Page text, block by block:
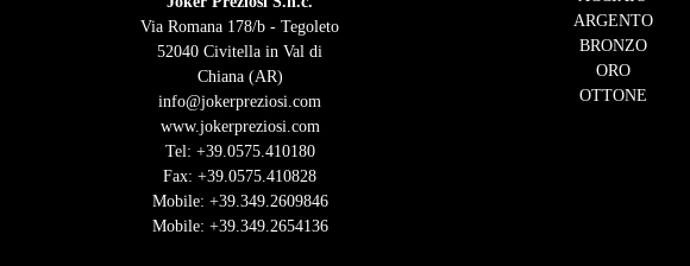
Via Romana 178/b - Tegoleto
52040 Civitella in Val di
Chiana (AR)
info@jokerpreziosi.com
www.jokerpreziosi.com
Tel: +39.0575.410180
Fax: +39.0575.410828
Mobile: +39.349.2609846
Mobile: +39.349.2654136
ARGENTO
BRONZO
ORO
OTTONE